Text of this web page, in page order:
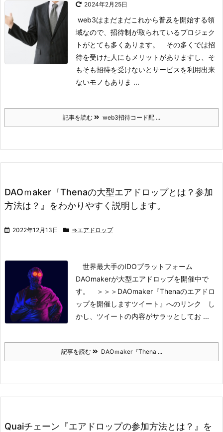
2024年2月25日
web3はまだまだこれから普及を開始する領
域なので、招待制が取られているプロジェク
トがとても多くあります。
その多くでは招
待を受けた人にもメリットがありますし、そ
もそも招待を受けないとサービスを利用出来
ないモノもありま ...
記事を読む web3招待コード配 ...
DAOｍaker『Thenaの大型エアドロップとは？参加
方法は？』をわかりやすく説明します。
2022年12月13日 ⇒エアドロップ
世界最大手のIDOプラットフォーム
DAOmakerが大型エアドロップを開催中で
す。
＞＞＞DAOmaker『Thenaのエアドロ
ップを開催しますツイート』へのリンク
し
かし、ツイートの内容がサラッとしてお ...
記事を読む DAOｍaker『Thena ...
Quaiチェーン『エアドロップの参加方法とは？』を